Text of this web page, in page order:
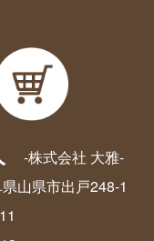
-株式会社 大雅-
山県市出戸248-1